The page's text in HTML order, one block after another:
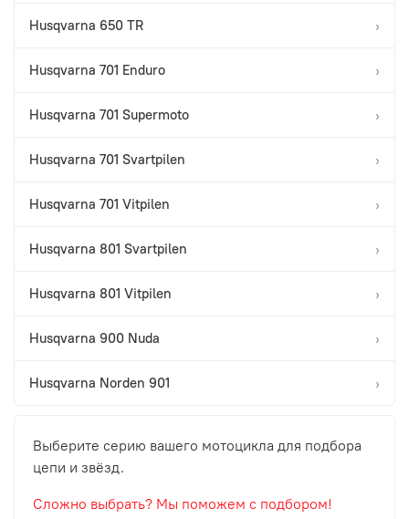
Husqvarna 650 TR ›
Husqvarna 701 Enduro ›
Husqvarna 701 Supermoto ›
Husqvarna 701 Svartpilen ›
Husqvarna 701 Vitpilen ›
Husqvarna 801 Svartpilen ›
Husqvarna 801 Vitpilen ›
Husqvarna 900 Nuda ›
Husqvarna Norden 901 ›
Выберите серию вашего мотоцикла для подбора
цепи и звёзд.
Сложно выбрать? Мы поможем с подбором!